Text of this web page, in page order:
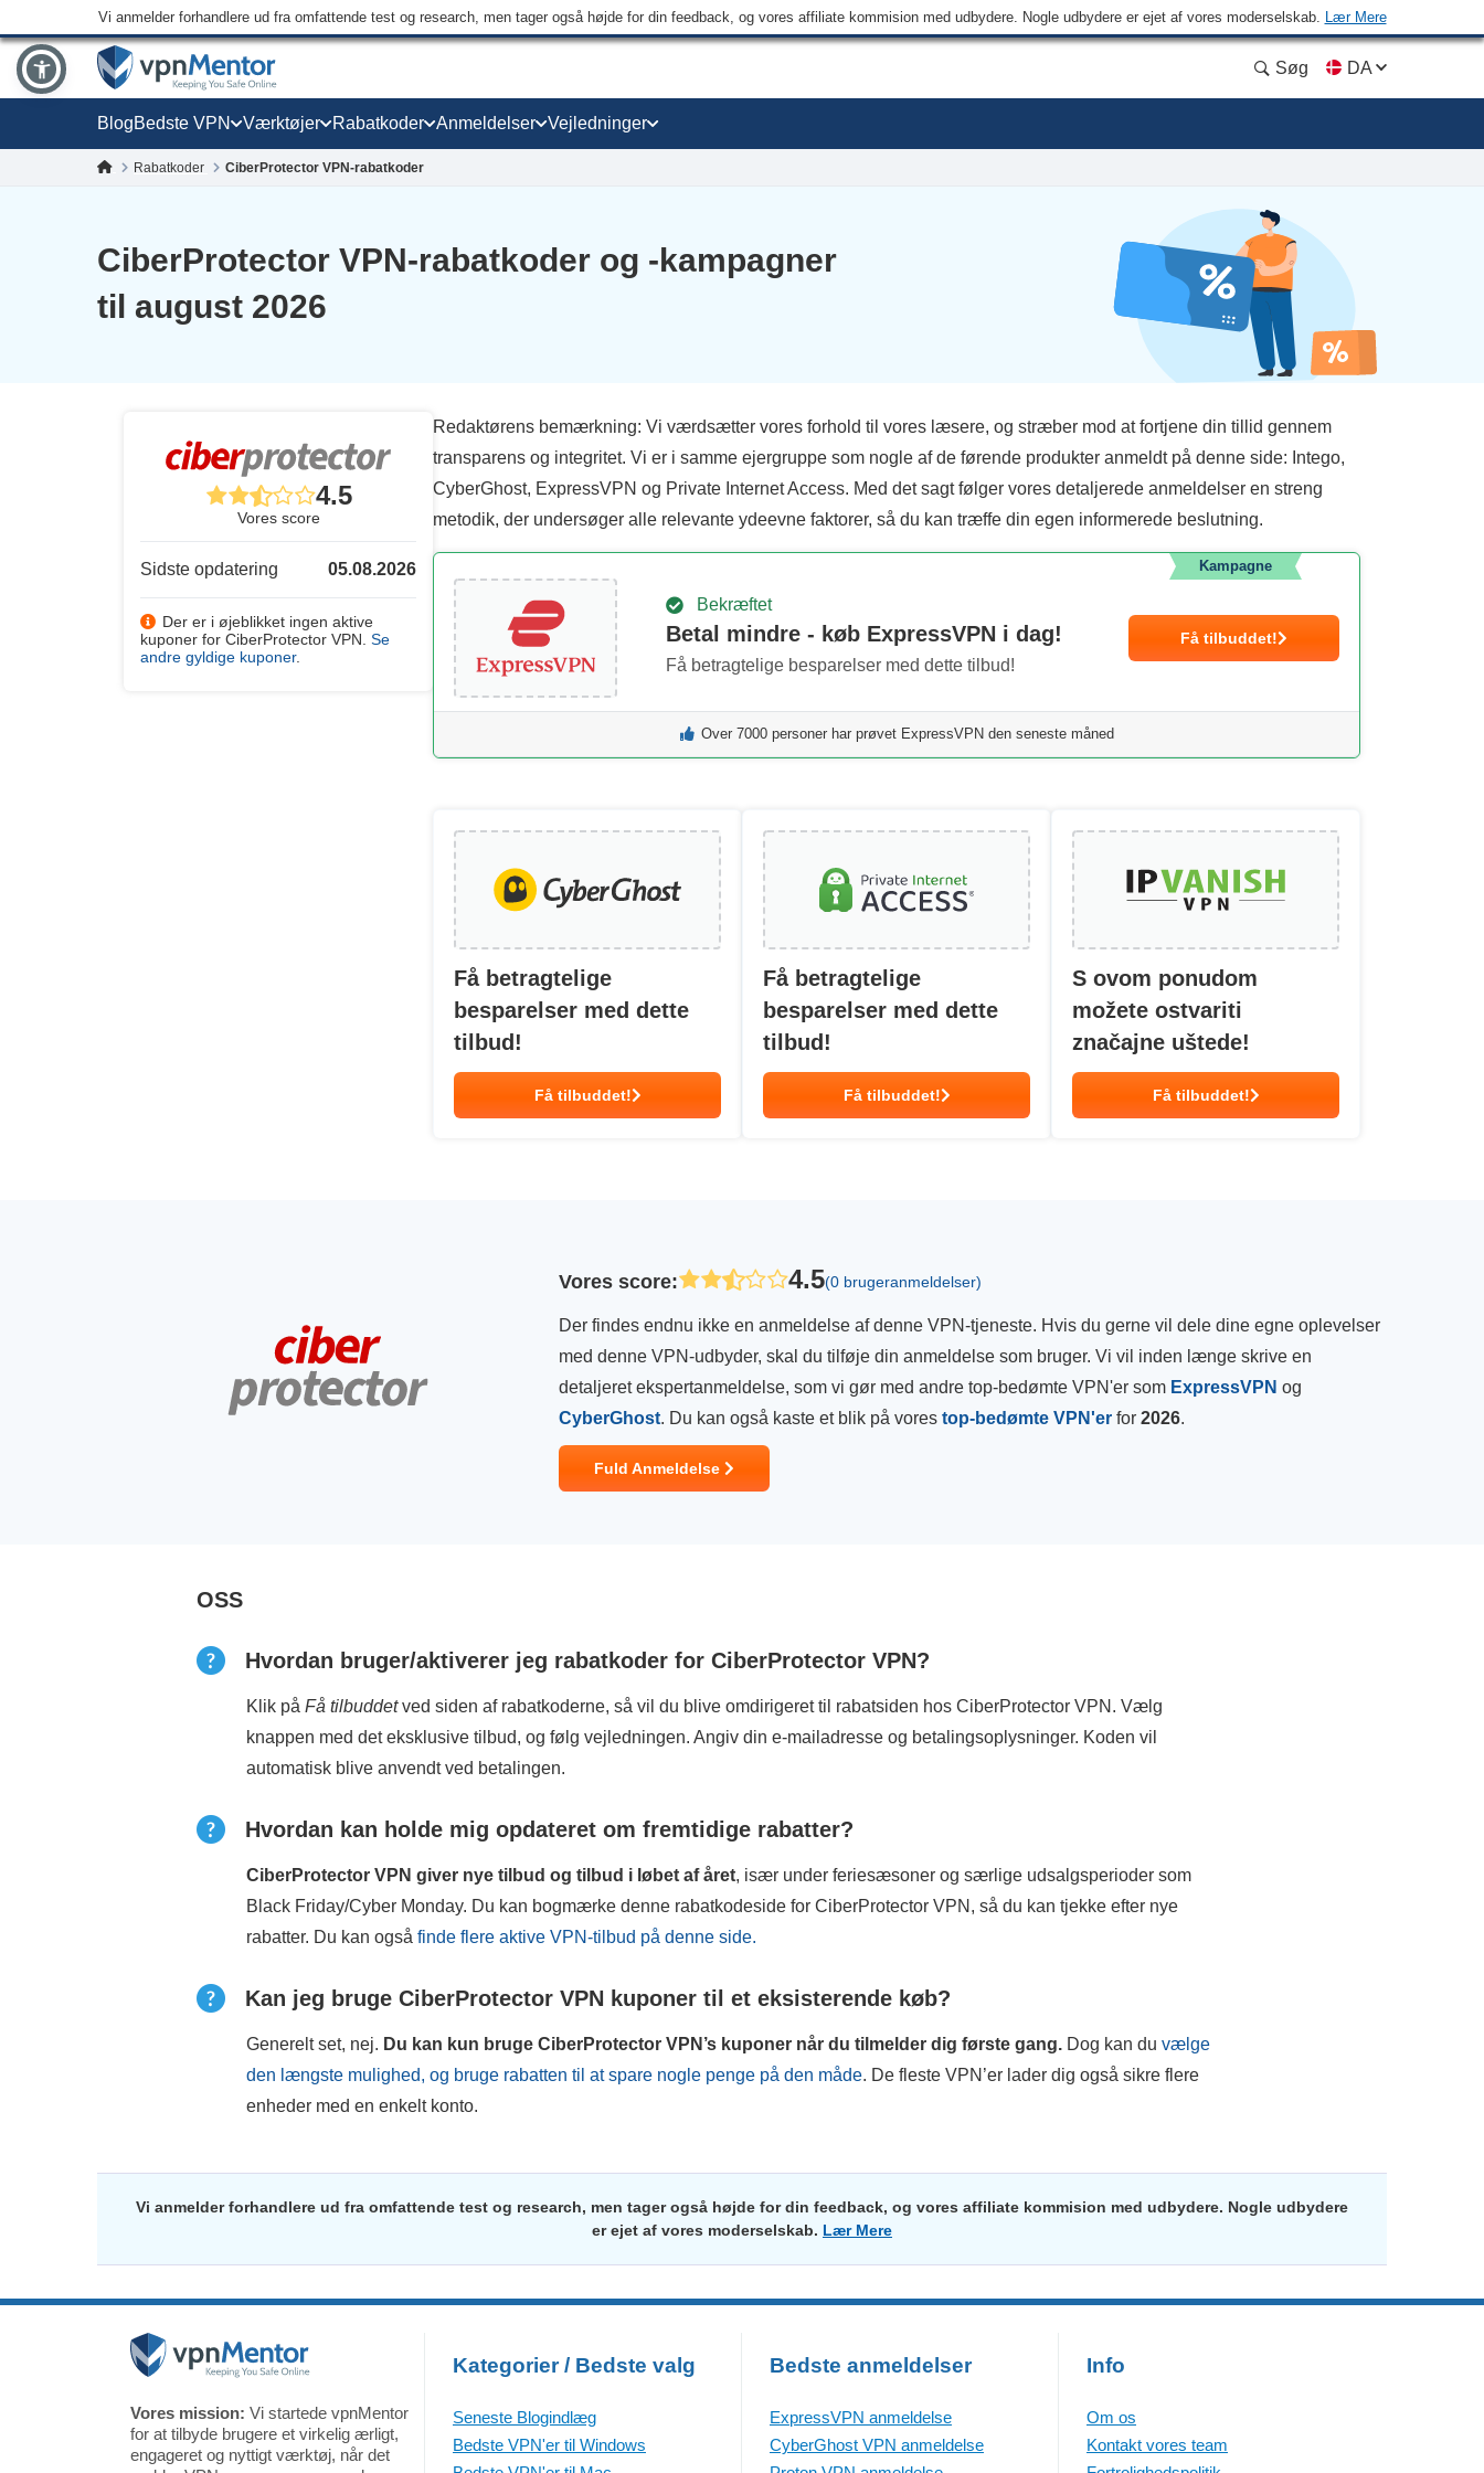
Vi anmelder forhandlere ud fra omfattende test og research, men tager også højde for din feedback, og vores affiliate kommision med udbydere. Nogle udbydere er ejet af vores moderselskab. Lær Mere
Søg DA
BlogBedste VPN Værktøjer Rabatkoder Anmeldelser Vejledninger
Rabatkoder CiberProtector VPN-rabatkoder
CiberProtector VPN-rabatkoder og -kampagner
til august 2026
4.5
Vores score
Sidste opdatering 05.08.2026
Der er i øjeblikket ingen aktive
kuponer for CiberProtector VPN. Se
andre gyldige kuponer.
Redaktørens bemærkning: Vi værdsætter vores forhold til vores læsere, og stræber mod at fortjene din tillid gennem
transparens og integritet. Vi er i samme ejergruppe som nogle af de førende produkter anmeldt på denne side: Intego,
CyberGhost, ExpressVPN og Private Internet Access. Med det sagt følger vores detaljerede anmeldelser en streng
metodik, der undersøger alle relevante ydeevne faktorer, så du kan træffe din egen informerede beslutning.
Bekræftet
Betal mindre - køb ExpressVPN i dag!
Få betragtelige besparelser med dette tilbud!
Få tilbuddet!
Kampagne
Over 7000 personer har prøvet ExpressVPN den seneste måned
Få betragtelige
besparelser med dette
tilbud!
Få tilbuddet!
Få betragtelige
besparelser med dette
tilbud!
Få tilbuddet!
S ovom ponudom
možete ostvariti
značajne uštede!
Få tilbuddet!
Vores score: 4.5(0 brugeranmeldelser)
Der findes endnu ikke en anmeldelse af denne VPN-tjeneste. Hvis du gerne vil dele dine egne oplevelser
med denne VPN-udbyder, skal du tilføje din anmeldelse som bruger. Vi vil inden længe skrive en
detaljeret ekspertanmeldelse, som vi gør med andre top-bedømte VPN'er som ExpressVPN og
CyberGhost. Du kan også kaste et blik på vores top-bedømte VPN'er for 2026.
Fuld Anmeldelse
OSS
Hvordan bruger/aktiverer jeg rabatkoder for CiberProtector VPN?
Klik på Få tilbuddetved siden af rabatkoderne, så vil du blive omdirigeret til rabatsiden hos CiberProtector VPN. Vælg
knappen med det eksklusive tilbud, og følg vejledningen. Angiv din e-mailadresse og betalingsoplysninger. Koden vil
automatisk blive anvendt ved betalingen.
Hvordan kan holde mig opdateret om fremtidige rabatter?
CiberProtector VPN giver nye tilbud og tilbud i løbet af året, især under feriesæsoner og særlige udsalgsperioder som
Black Friday/Cyber Monday. Du kan bogmærke denne rabatkodeside for CiberProtector VPN, så du kan tjekke efter nye
rabatter. Du kan også finde flere aktive VPN-tilbud på denne side.
Kan jeg bruge CiberProtector VPN kuponer til et eksisterende køb?
Generelt set, nej. Du kan kun bruge CiberProtector VPN ’s kuponer når du tilmelder dig første gang. Dog kan du vælge
den længste mulighed, og bruge rabatten til at spare nogle penge på den måde. De fleste VPN’er lader dig også sikre flere
enheder med en enkelt konto.
Vi anmelder forhandlere ud fra omfattende test og research, men tager også højde for din feedback, og vores affiliate kommision med udbydere. Nogle udbydere
er ejet af vores moderselskab. Lær Mere
Vores mission: Vi startede vpnMentor
for at tilbyde brugere et virkelig ærligt,
engageret og nyttigt værktøj, når det
Kategorier / Bedste valg
Seneste Blogindlæg
Bedste VPN'er til Windows
Bedste anmeldelser
ExpressVPN anmeldelse
CyberGhost VPN anmeldelse
Info
Om os
Kontakt vores team